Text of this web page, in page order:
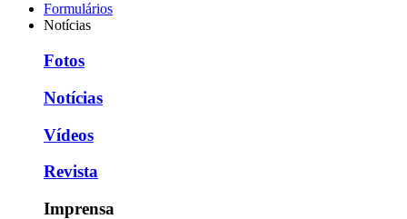
Formulários
Notícias
Fotos
Notícias
Vídeos
Revista
Imprensa